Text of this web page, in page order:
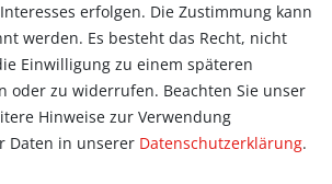
erfolgen. Die Zustimmung kann
werden. Es besteht das Recht, nicht
Einwilligung zu einem späteren
oder zu widerrufen. Beachten Sie unser
Hinweise zur Verwendung
Daten in unserer Daten­schutz­erklärung.